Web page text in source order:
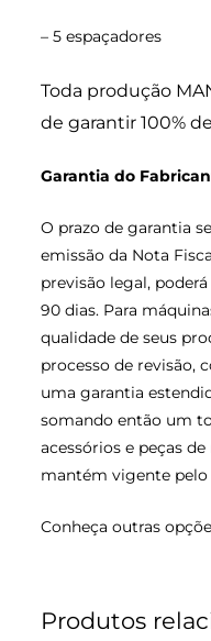
– 5 espaçadores
Toda produção
de garantir 100%
Garantia do
O prazo de garantia
emissão da Nota
previsão legal,
90 dias. Para
qualidade de seus
processo de revisão,
uma garantia
somando então um
acessórios e peças
mantém vigente pelo
Conheça outras
Produtos